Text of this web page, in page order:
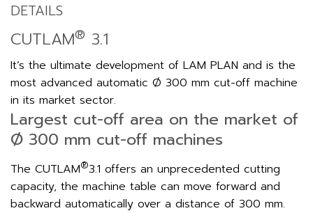
DETAILS
CUTLAM® 3.1
It’s the ultimate development of LAM PLAN and is the
most advanced automatic Ø 300 mm cut-off machine
in its market sector.
Largest cut-off area on the market of
Ø 300 mm cut-off machines
The CUTLAM®3.1 offers an unprecedented cutting
capacity, the machine table can move forward and
backward automatically over a distance of 300 mm.